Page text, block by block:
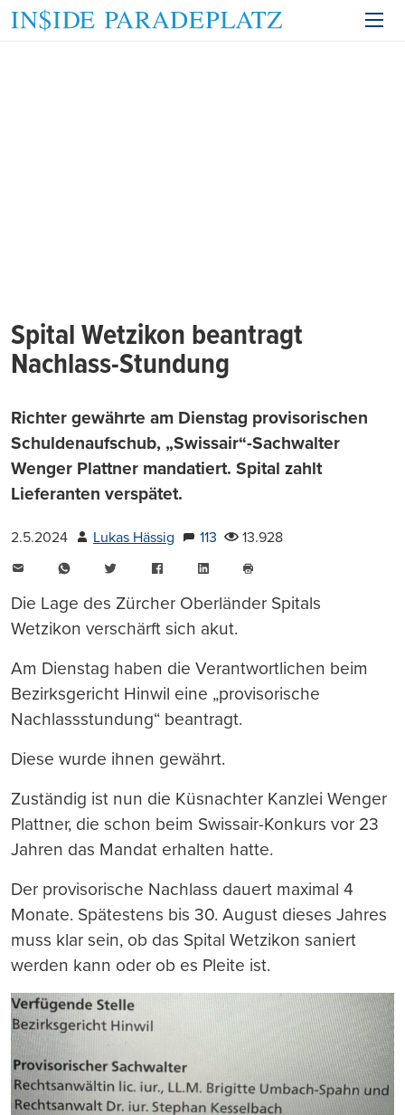
Spital Wetzikon beantragt
Nachlass-Stundung
Richter gewährte am Dienstag provisorischen
Schuldenaufschub, „Swissair“-Sachwalter
Wenger Plattner mandatiert. Spital zahlt
Lieferanten verspätet.
2.5.2024 Lukas Hässig 113
13.928
WhatsAppTwitter FacebookLinkedIn
drucken
Die Lage des Zürcher Oberländer Spitals
Wetzikon verschärft sich akut.
Am Dienstag haben die Verantwortlichen beim
Bezirksgericht Hinwil eine „provisorische
Nachlassstundung“ beantragt.
Diese wurde ihnen gewährt.
Zuständig ist nun die Küsnachter Kanzlei Wenger
Plattner, die schon beim Swissair-Konkurs vor 23
Jahren das Mandat erhalten hatte.
Der provisorische Nachlass dauert maximal 4
Monate. Spätestens bis 30. August dieses Jahres
muss klar sein, ob das Spital Wetzikon saniert
werden kann oder ob es Pleite ist.